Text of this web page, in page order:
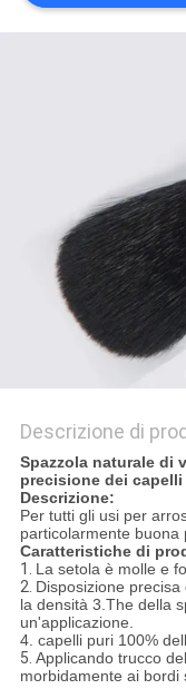
Descrizione di
Spazzola naturale di
precisione dei
Descrizione:
Per tutti gli usi per
particolarmente buona
Caratteristiche di
1. La setola è molle e
2. Disposizione precisa
la densità 3.The della
un'applicazione.
4. capelli puri 100%
5. Applicando trucco
morbidamente ai bordi